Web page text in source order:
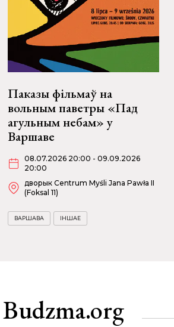
Паказы фільмаў на
вольным паветры «Пад
агульным небам» у
Варшаве
08.07.2026 20:00 - 09.09.2026
20:00
дворык Centrum Myśli Jana Pawła II
(Foksal 11)
ВАРШАВА ІНШАЕ